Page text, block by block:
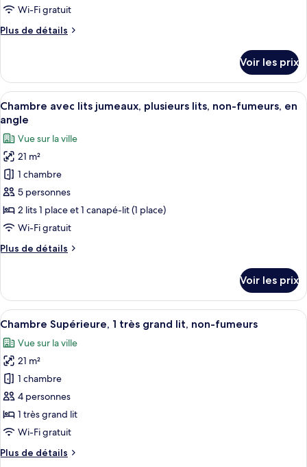
Sofa
de
chambre :
Chambre
jumeaux,
non-
fumeurs,
en
angle
Wi-Fi gratuit
Plus de détails
Plus
le
type
de
chambre
Chambre
avec
lits
jumeaux,
non-
fumeurs,
angle
Voir les prix
Afficher
toutes
les
photos
pour
ce
type
de
chambre :
avec
plusieurs
lits,
non-
fumeurs,
en
angle
Une chambre d’hôtel avec deux lits,
7
Chambre avec lits jumeaux, plusieurs lits, non-fumeurs, en
angle
Vue sur la ville
21 m²
1 chambre
5 personnes
2 lits 1 place et 1 canapé-lit (1 place)
Wi-Fi gratuit
Plus de détails
Plus
le
type
de
Chambre
avec
lits
jumeaux,
plusieurs
lits,
non-
fumeurs,
angle
Voir les prix
Afficher
toutes
les
photos
pour
ce
type
de
chambre :
Chambre
Une chambre d’hôtel avec deux
6
Chambre Supérieure, 1 très grand lit, non-fumeurs
Vue sur la ville
21 m²
1 chambre
4 personnes
1 très grand lit
Wi-Fi gratuit
Plus de détails
Plus